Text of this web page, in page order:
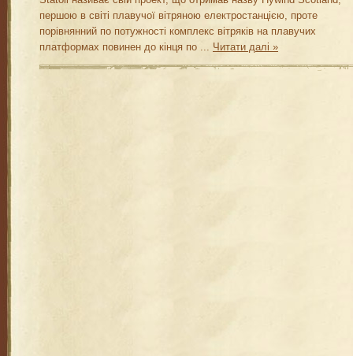
першою в світі плавучої вітряною електростанцією, проте
порівнянний по потужності комплекс вітряків на плавучих
платформах повинен до кінця по ... Читати далі »